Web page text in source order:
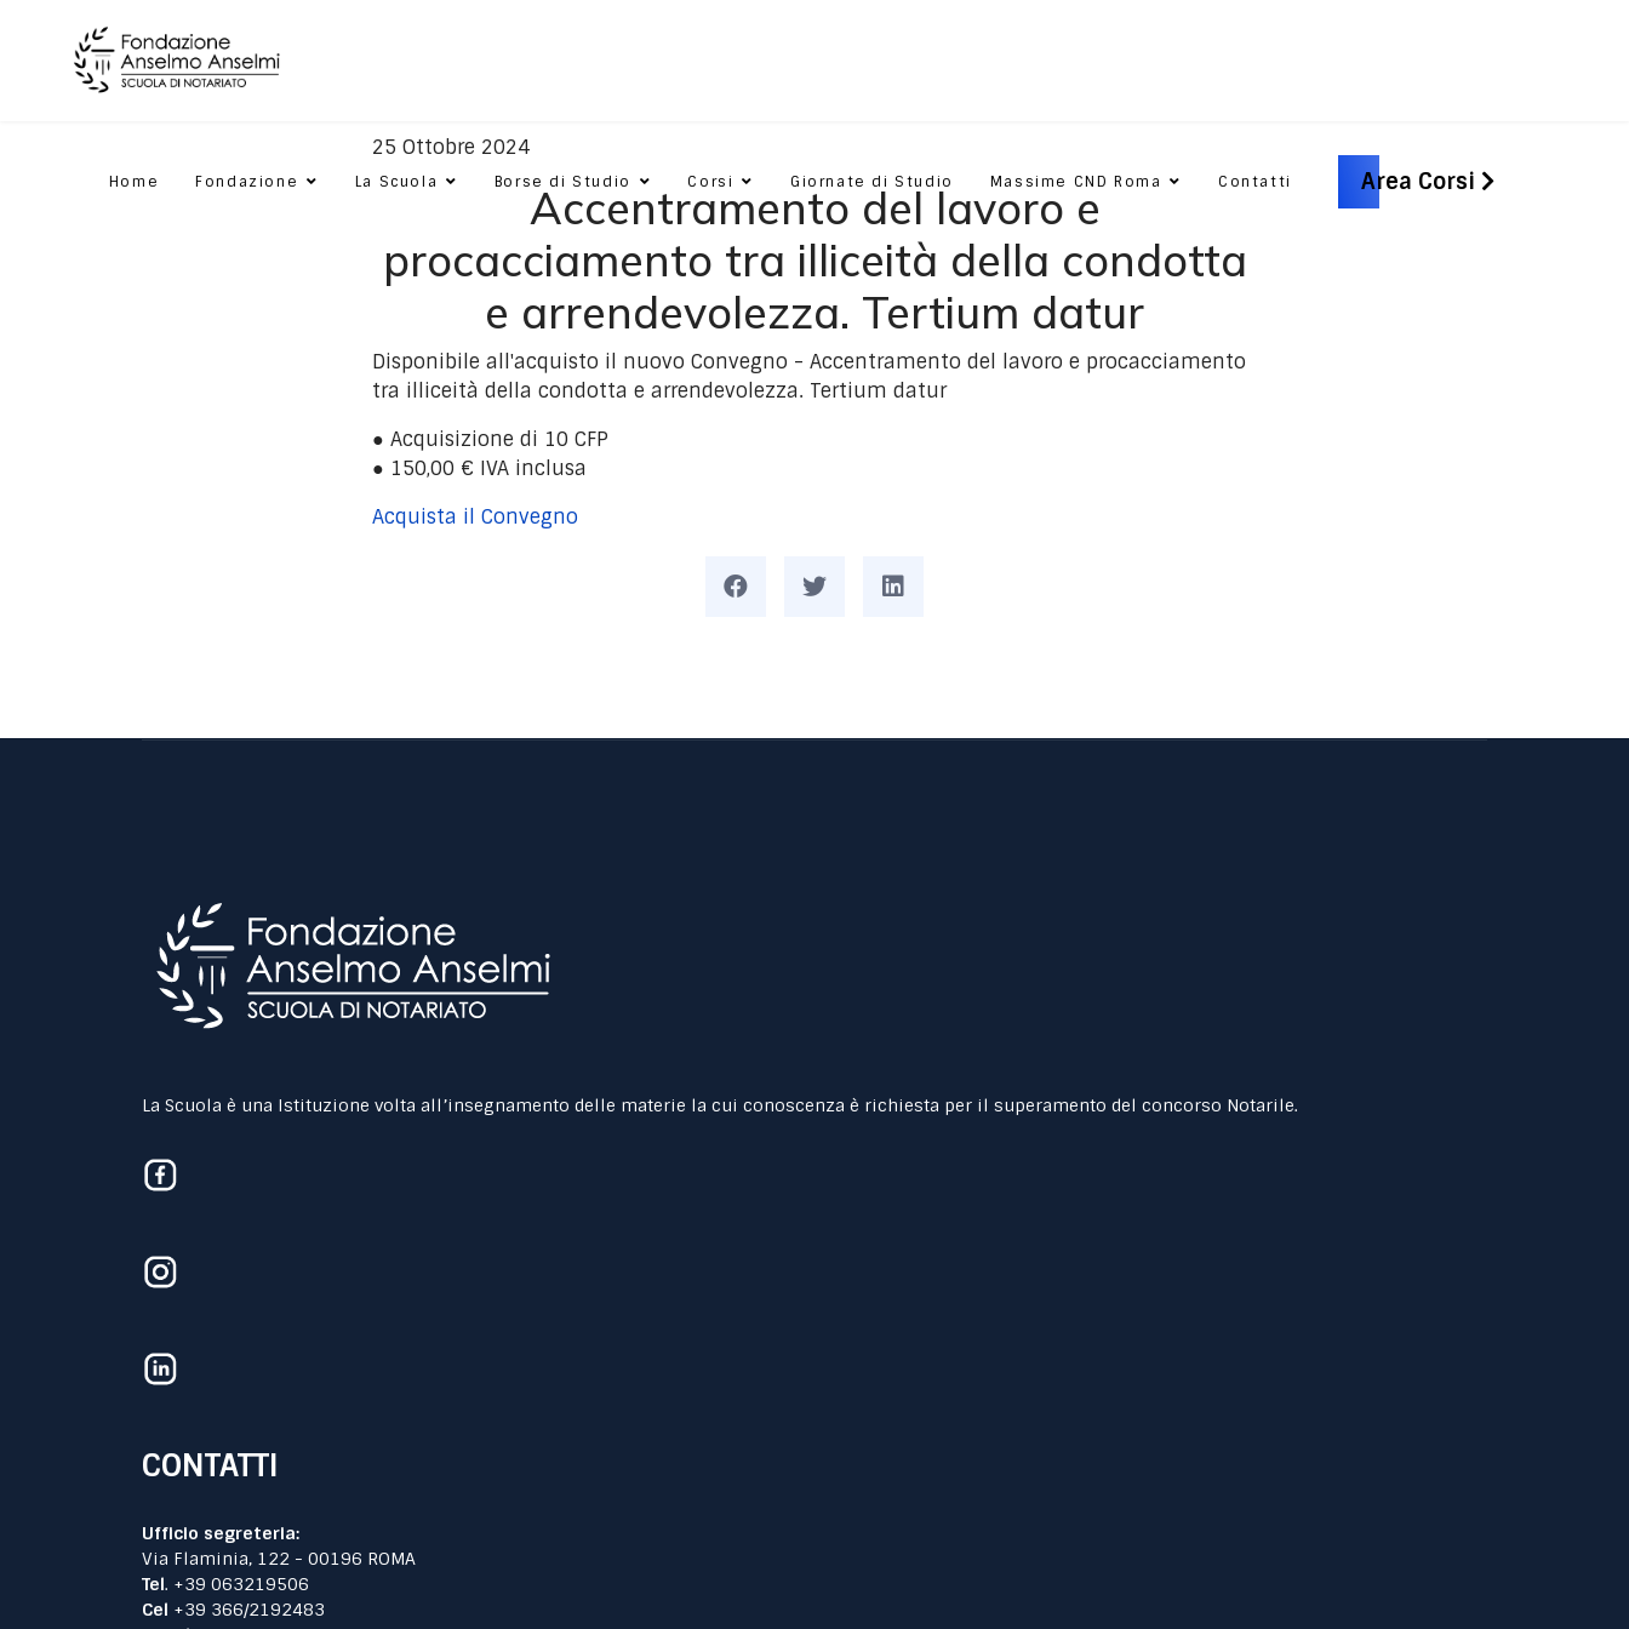
Home Fondazione La Scuola Borse di Studio Corsi Giornate di Studio Massime CND Roma Contatti Area Corsi
25 Ottobre 2024
Accentramento del lavoro e
procacciamento tra illiceità della condotta
e arrendevolezza. Tertium datur
Disponibile all'acquisto il nuovo Convegno - Accentramento del lavoro e procacciamento
tra illiceità della condotta e arrendevolezza. Tertium datur
● Acquisizione di 10 CFP
● 150,00 € IVA inclusa
Acquista il Convegno
La Scuola è una Istituzione volta all’insegnamento delle materie la cui conoscenza è richiesta per il superamento del concorso Notarile.
CONTATTI
Ufficio segreteria:
Via Flaminia, 122 - 00196 ROMA
Tel. +39 063219506
Cel +39 366/2192483